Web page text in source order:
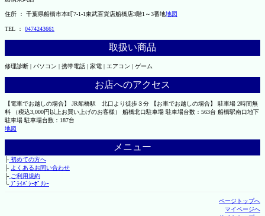
住所 ： 千葉県船橋市本町7-1-1東武百貨店船橋店3階1～3番地地図
TEL ： 0474243661
取扱い商品
修理診断 | パソコン | 携帯電話 | 家電 | エアコン | ゲーム
お店へのアクセス
【電車でお越しの場合】 JR船橋駅 北口より徒歩３分 【お車でお越しの場合】 駐車場 2時間無
料 （税込3,000円以上お買い上げのお客様） 船橋北口駐車場 駐車場台数：563台 船橋駅南口地下
駐車場 駐車場台数：187台
地図
メニュー
├初めての方へ
├ よくあるお問い合わせ
├ご利用規約
└ﾌﾟﾗｲﾊﾞｼｰﾎﾟﾘｼｰ
ページトップへ
マイページへ